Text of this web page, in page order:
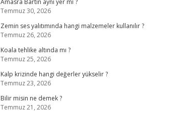
Amasra Bartın aynı yer mi ?
Temmuz 30, 2026
Zemin ses yalıtımında hangi malzemeler kullanılır ?
Temmuz 26, 2026
Koala tehlike altında mı ?
Temmuz 25, 2026
Kalp krizinde hangi değerler yükselir ?
Temmuz 23, 2026
Bilir misin ne demek ?
Temmuz 21, 2026